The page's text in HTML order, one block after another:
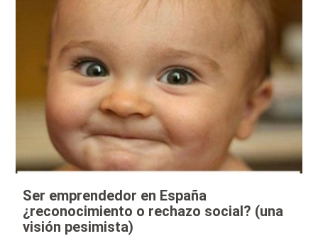
Ser emprendedor en España
¿reconocimiento o rechazo social? (una
visión pesimista)